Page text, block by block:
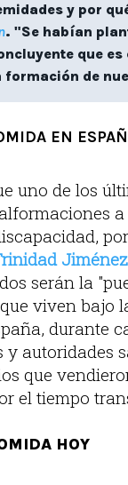
y por
. "Se habían
que es
formación de
EN
uno de los
Jiménez
serán la
viven bajo
durante
y autoridades
que
el tiempo
HOY